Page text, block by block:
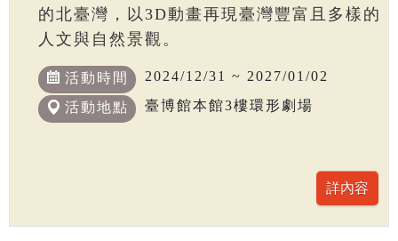
的北臺灣，以3D動畫再現臺灣豐富且多樣的
人文與自然景觀。
活動時間 2024/12/31 ~ 2027/01/02
活動地點 臺博館本館3樓環形劇場